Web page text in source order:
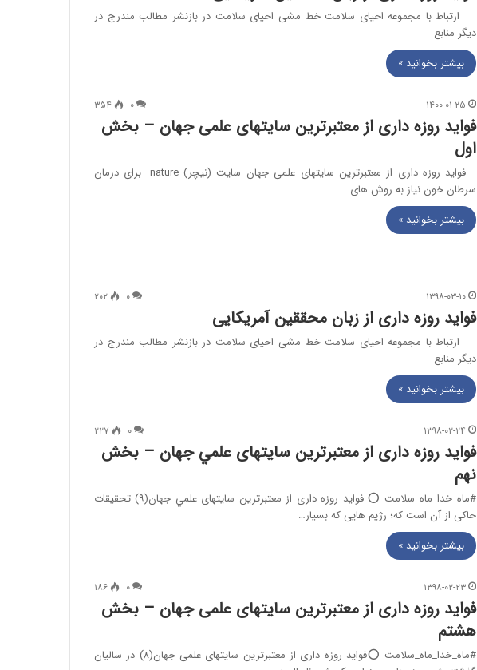
ارتباط با مجموعه احیای سلامت خط مشی احیای سلامت در بازنشر مطالب مندرج در
دیگر منابع
بیشتر بخوانید »
۱۴۰۰-۰۱-۲۵ ۰ ۳۵۴
فواید روزه داری از معتبرترین سایتهای علمی جهان – بخش
اول
فواید روزه داری از معتبرترین سایتهای علمی جهان سایت (نيچر) nature برای درمان
سرطان خون نیاز به روش های…
بیشتر بخوانید »
۱۳۹۸-۰۳-۱۰ ۰ ۲۰۲
فواید روزه داری از زبان محققین آمریکایی
ارتباط با مجموعه احیای سلامت خط مشی احیای سلامت در بازنشر مطالب مندرج در
دیگر منابع
بیشتر بخوانید »
۱۳۹۸-۰۲-۲۴ ۰ ۲۲۷
فواید روزه داری از معتبرترین سایتهای علمي جهان – بخش
نهم
#ماه_خدا_ماه_سلامت ⭕ فواید روزه داری از معتبرترین سایتهای علمي جهان(۹) تحقیقات
حاکی از آن است که؛ رژیم هایی که بسیار…
بیشتر بخوانید »
۱۳۹۸-۰۲-۲۳ ۰ ۱۸۶
فواید روزه داری از معتبرترین سایتهای علمی جهان – بخش
هشتم
#ماه_خدا_ماه_سلامت ⭕فواید روزه داری از معتبرترین سایتهای علمی جهان(۸) در سالیان